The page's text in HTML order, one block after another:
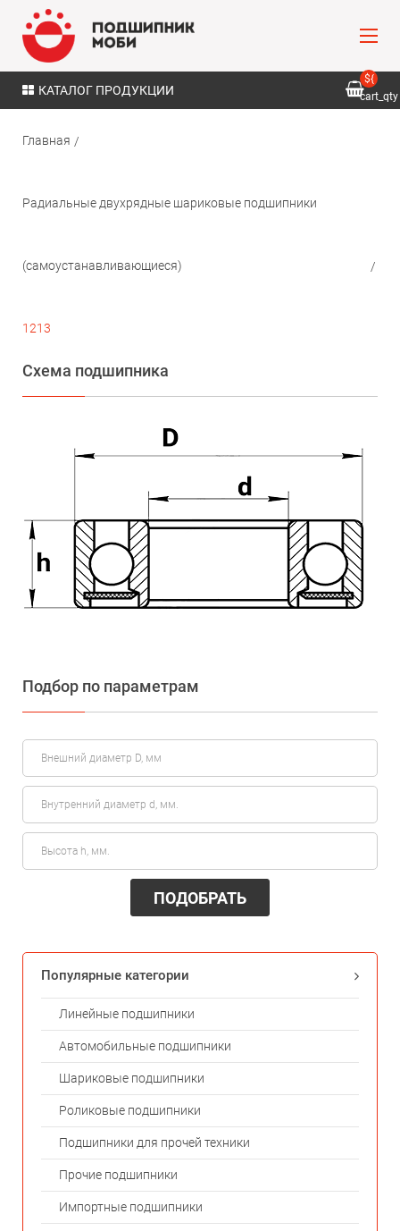
КАТАЛОГ ПРОДУКЦИИ
${
cart_qty
Главная
Радиальные двухрядные шариковые подшипники
(самоустанавливающиеся)
1213
Схема подшипника
Подбор по параметрам
ПОДОБРАТЬ
Популярные категории
Линейные подшипники
Автомобильные подшипники
Шариковые подшипники
Роликовые подшипники
Подшипники для прочей техники
Прочие подшипники
Импортные подшипники